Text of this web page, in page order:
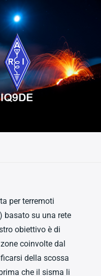
per terremoti
basato su una rete
obiettivo è di
coinvolte dal
della scossa
che il sisma li